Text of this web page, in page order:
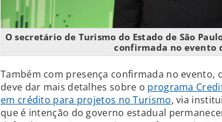
O secretário de Turismo do Estado de São
confirmada no evento
Também com presença confirmada no evento,
deve dar mais detalhes sobre o programa
em crédito para projetos no Turismo, via
que é intenção do governo estadual